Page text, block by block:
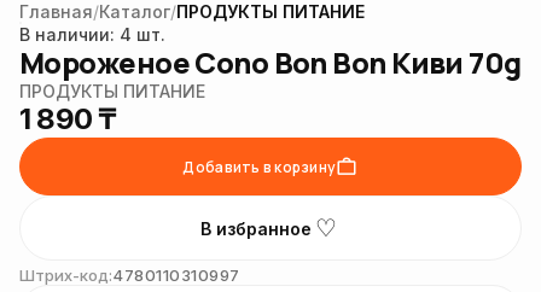
Главная/Каталог/ПРОДУКТЫ ПИТАНИЕ
Нет
фотоВ наличии: 4 шт.
Мороженое Cono Bon Bon Киви 70g
ПРОДУКТЫ ПИТАНИЕ
1 890 ₸
Добавить в корзину
В избранное ♡
Штрих-код:4780110310997